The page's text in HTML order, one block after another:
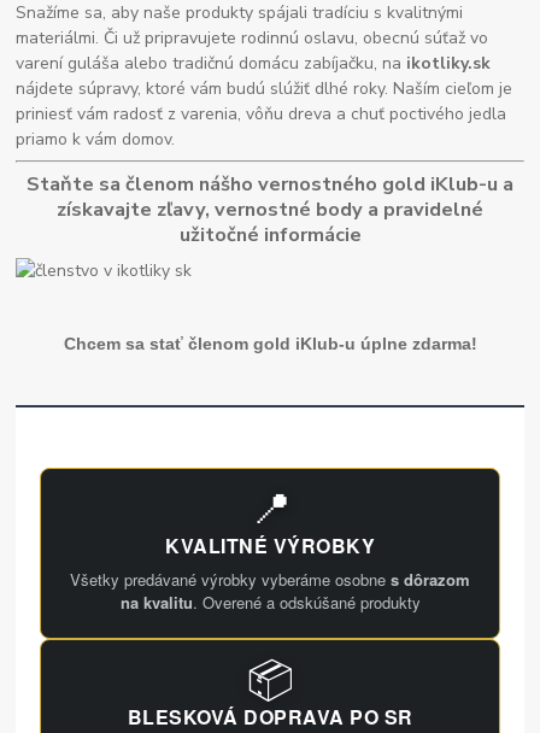
Snažíme sa, aby naše produkty spájali tradíciu s kvalitnými
materiálmi. Či už pripravujete rodinnú oslavu, obecnú súťaž vo
varení guláša alebo tradičnú domácu zabíjačku, na ikotliky.sk
nájdete súpravy, ktoré vám budú slúžiť dlhé roky. Naším cieľom je
priniesť vám radosť z varenia, vôňu dreva a chuť poctivého jedla
priamo k vám domov.
Staňte sa členom nášho vernostného gold iKlub-u a
získavajte zľavy, vernostné body a pravidelné
užitočné informácie
Chcem sa stať členom gold iKlub-u úplne zdarma!
📍
KVALITNÉ VÝROBKY
Všetky predávané výrobky vyberáme osobne s dôrazom
na kvalitu. Overené a odskúšané produkty
📦
BLESKOVÁ DOPRAVA PO SR